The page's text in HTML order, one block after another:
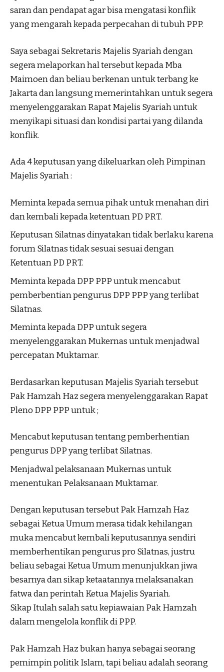
saran dan pendapat agar bisa mengatasi konflik
yang mengarah kepada perpecahan di tubuh PPP.
Saya sebagai Sekretaris Majelis Syariah dengan
segera melaporkan hal tersebut kepada Mba
Maimoen dan beliau berkenan untuk terbang ke
Jakarta dan langsung memerintahkan untuk segera
menyelenggarakan Rapat Majelis Syariah untuk
menyikapi situasi dan kondisi partai yang dilanda
konflik.
Ada 4 keputusan yang dikeluarkan oleh Pimpinan
Majelis Syariah :
Meminta kepada semua pihak untuk menahan diri
dan kembali kepada ketentuan PD PRT.
Keputusan Silatnas dinyatakan tidak berlaku karena
forum Silatnas tidak sesuai sesuai dengan
Ketentuan PD PRT.
Meminta kepada DPP PPP untuk mencabut
pemberbentian pengurus DPP PPP yang terlibat
Silatnas.
Meminta kepada DPP untuk segera
menyelenggarakan Mukernas untuk menjadwal
percepatan Muktamar.
Berdasarkan keputusan Majelis Syariah tersebut
Pak Hamzah Haz segera menyelenggarakan Rapat
Pleno DPP PPP untuk ;
Mencabut keputusan tentang pemberhentian
pengurus DPP yang terlibat Silatnas.
Menjadwal pelaksanaan Mukernas untuk
menentukan Pelaksanaan Muktamar.
Dengan keputusan tersebut Pak Hamzah Haz
sebagai Ketua Umum merasa tidak kehilangan
muka mencabut kembali keputusannya sendiri
memberhentikan pengurus pro Silatnas, justru
beliau sebagai Ketua Umum menunjukkan jiwa
besarnya dan sikap ketaatannya melaksanakan
fatwa dan perintah Ketua Majelis Syariah.
Sikap Itulah salah satu kepiawaian Pak Hamzah
dalam mengelola konflik di PPP.
Pak Hamzah Haz bukan hanya sebagai seorang
pemimpin politik Islam, tapi beliau adalah seorang